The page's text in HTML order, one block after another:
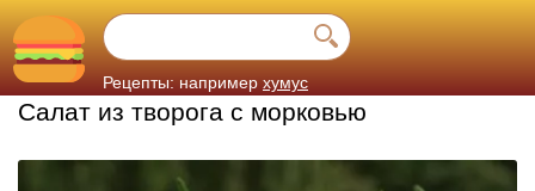
Рецепты: например хумус
Салат из творога с морковью